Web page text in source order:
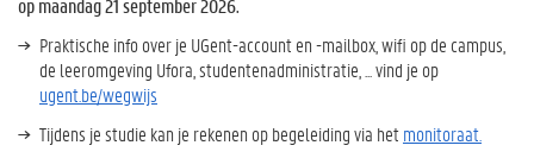
Praktische info over je UGent-account en -mailbox, wifi op de campus,
de leeromgeving Ufora, studentenadministratie, ... vind je op
ugent.be/wegwijs
Tijdens je studie kan je rekenen op begeleiding via hetmonitoraat.